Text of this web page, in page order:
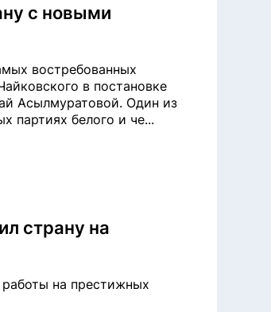
с новыми
востребованных
в постановке
Асылмуратовой. Один из
партиях белого и че...
страну на
на престижных